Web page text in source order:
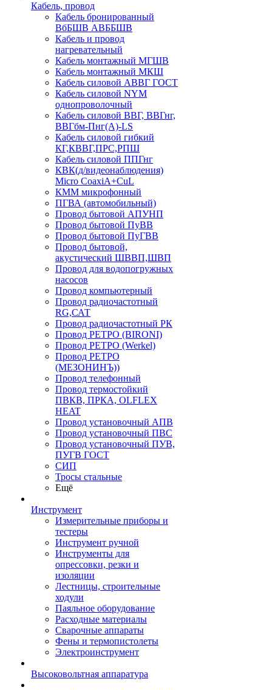
Кабель, провод
Кабель бронированный
ВбБШВ АВББШВ
Кабель и провод
нагревательный
Кабель монтажный МГШВ
Кабель монтажный МКШ
Кабель силовой АВВГ ГОСТ
Кабель силовой NYM
однопроволочный
Кабель силовой ВВГ, ВВГнг,
ВВГбм-Пнг(А)-LS
Кабель силовой гибкий
КГ,КВВГ,ПРС,РПШ
Кабель силовой ППГнг
КВК(д/видеонаблюдения)
Micro CoaxiA+CuL
КММ микрофонный
ПГВА (автомобильный)
Провод бытовой АПУНП
Провод бытовой ПуВВ
Провод бытовой ПуГВВ
Провод бытовой,
акустический ШВВП,ШВП
Провод для водопогружных
насосов
Провод компьютерный
Провод радиочастотный
RG,САТ
Провод радиочастотный РК
Провод РЕТРО (BIRONI)
Провод РЕТРО (Werkel)
Провод РЕТРО
(МЕЗОНИНЪ))
Провод телефонный
Провод термостойкий
ПВКВ, ПРКА, OLFLEX
HEAT
Провод установочный АПВ
Провод установочный ПВС
Провод установочный ПУВ,
ПУГВ ГОСТ
СИП
Тросы стальные
Ещё
Инструмент
Измерительные приборы и
тестеры
Инструмент ручной
Инструменты для
опрессовки, резки и
изоляции
Лестницы, строительные
ходули
Паяльное оборудование
Расходные материалы
Сварочные аппараты
Фены и термопистолеты
Электроинструмент
Высоковольтная аппаратура